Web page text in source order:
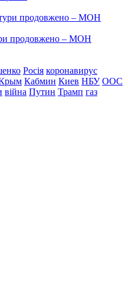
продовжено – МОН
Росія коронавирус
Кабмин Киев НБУ ООС
війна Путин Трамп газ